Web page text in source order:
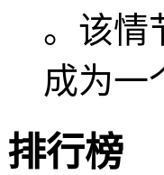
。该情
成为一
排行榜